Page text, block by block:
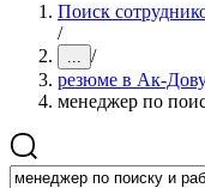
Поиск
/
... /
резюме в Ак-
менеджер по